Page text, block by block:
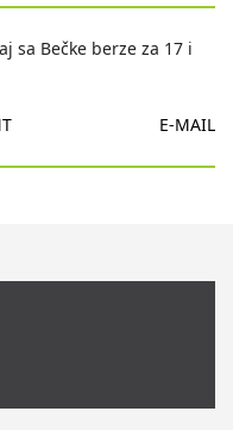
sa Bečke berze za 17 i
E-MAIL